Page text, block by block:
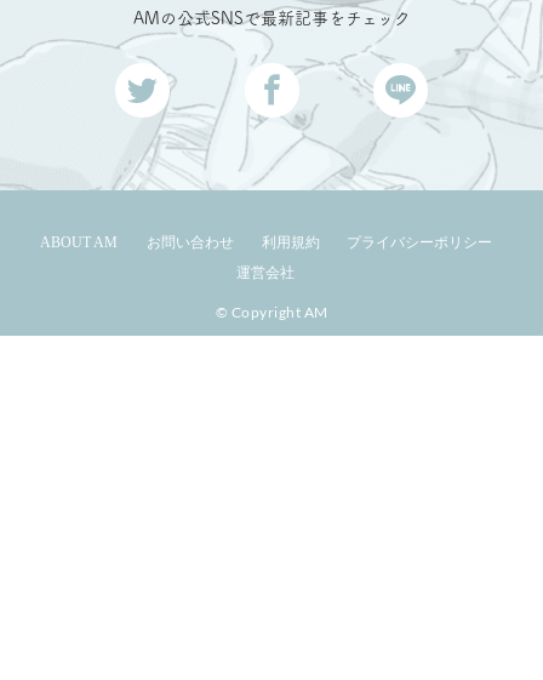
AMの公式SNSで最新記事をチェック
ABOUT AM お問い合わせ 利用規約
プライバシーポリシー
運営会社
© Copyright AM